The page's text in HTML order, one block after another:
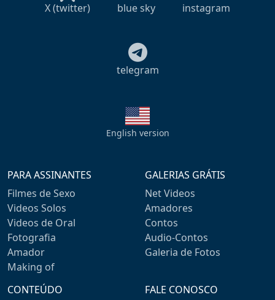
X (twitter) blue sky instagram
telegram
English version
PARA ASSINANTES
Filmes de Sexo
Videos Solos
Videos de Oral
Fotografia
Amador
Making of
GALERIAS GRÁTIS
Net Videos
Amadores
Contos
Audio-Contos
Galeria de Fotos
CONTEÚDO
FALE CONOSCO